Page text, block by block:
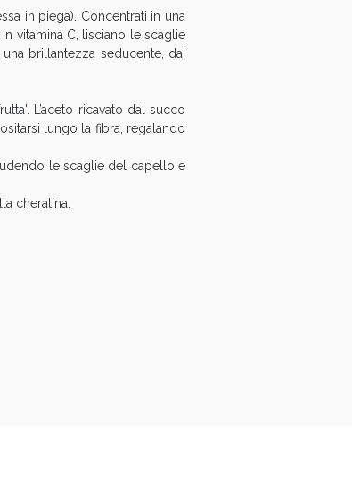
in piega). Concentrati in una
vitamina C, lisciano le scaglie
brillantezza seducente, dai
L’aceto ricavato dal succo
lungo la fibra, regalando
le scaglie del capello e
cheratina.